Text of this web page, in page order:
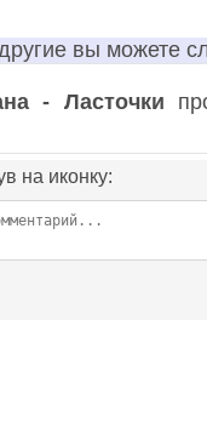
вы можете
- Ласточки
на иконку: